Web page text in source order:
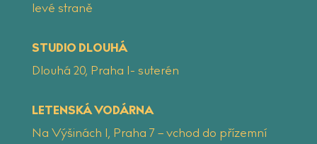
levé straně
STUDIO DLOUHÁ
Dlouhá 20, Praha 1- suterén
LETENSKÁ VODÁRNA
Na Výšinách 1, Praha 7 – vchod do přízemní